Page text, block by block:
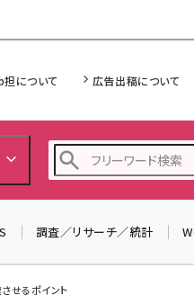
担について 広告出稿について
調査／リサーチ／統計
せるポイント